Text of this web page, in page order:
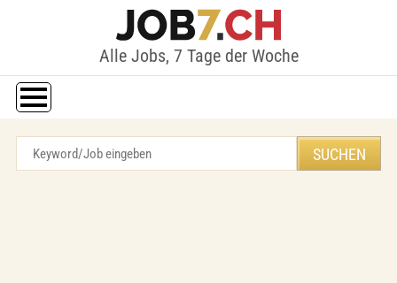
Alle Jobs, 7 Tage der Woche